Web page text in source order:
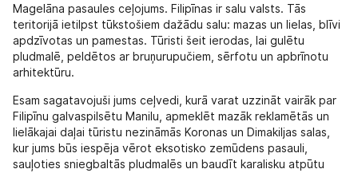
Magelāna pasaules ceļojums. Filipīnas ir salu valsts. Tās
teritorijā ietilpst tūkstošiem dažādu salu: mazas un lielas, blīvi
apdzīvotas un pamestas. Tūristi šeit ierodas, lai gulētu
pludmalē, peldētos ar bruņurupučiem, sērfotu un apbrīnotu
arhitektūru.
Esam sagatavojuši jums ceļvedi, kurā varat uzzināt vairāk par
Filipīnu galvaspilsētu Manilu, apmeklēt mazāk reklamētās un
lielākajai daļai tūristu nezināmās Koronas un Dimakiljas salas,
kur jums būs iespēja vērot eksotisko zemūdens pasauli,
sauļoties sniegbaltās pludmalēs un baudīt karalisku atpūtu